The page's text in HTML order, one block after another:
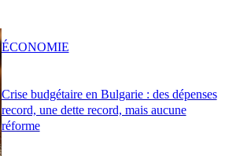
Crise budgétaire en Bulgarie : des dépenses
record, une dette record, mais aucune
réforme
ÉCONOMIE